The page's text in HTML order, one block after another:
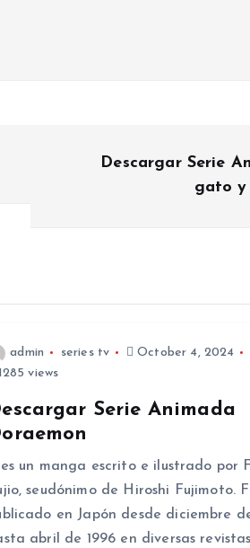
Descargar Serie
gato y
admin series tv
October 4, 2024
views
Serie Animada
un manga escrito e ilustrado por
seudónimo de Hiroshi Fujimoto.​
en Japón desde diciembre
abril de 1996 en diversas